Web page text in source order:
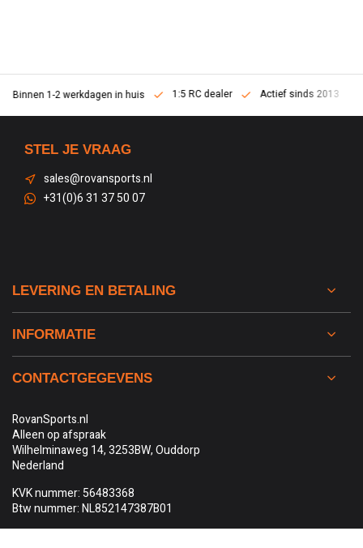
Binnen 1-2 werkdagen in huis 1:5 RC dealer Actief sinds 2013
STEL JE VRAAG
sales@rovansports.nl
+31(0)6 31 37 50 07
LEVERING EN BETALING
INFORMATIE
CONTACTGEGEVENS
RovanSports.nl
Alleen op afspraak
Wilhelminaweg 14, 3253BW, Ouddorp
Nederland
KVK nummer: 56483368
Btw nummer: NL852147387B01